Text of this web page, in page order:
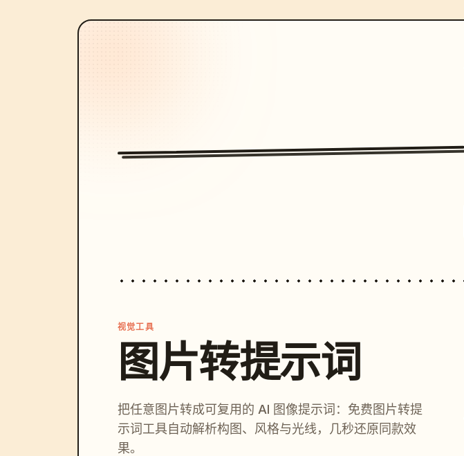
视觉工具
图片转提示词
把任意图片转成可复用的 AI 图像提示词：免费图片转提
示词工具自动解析构图、风格与光线，几秒还原同款效
果。